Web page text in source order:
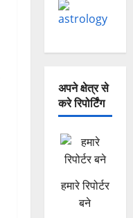
अपने क्षेत्र से
करे रिपोर्टिंग
हमारे रिपोर्टर
बने